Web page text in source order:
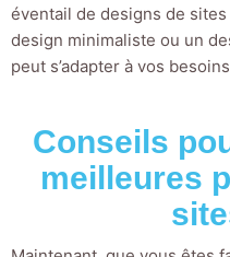
éventail de designs de
design minimaliste ou un
peut s’adapter à vos
Conseils
meilleures